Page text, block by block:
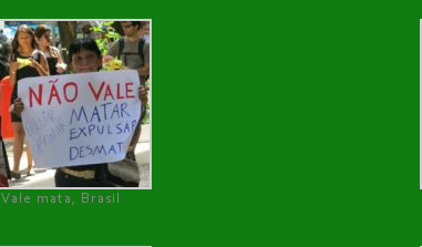
Vale mata, Brasil